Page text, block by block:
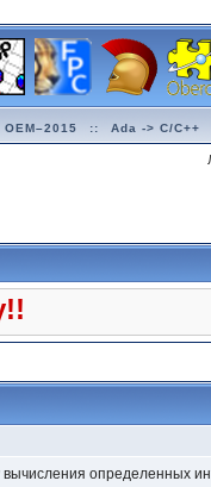
OEM–2015 :: Ada -> C/C++
определенных